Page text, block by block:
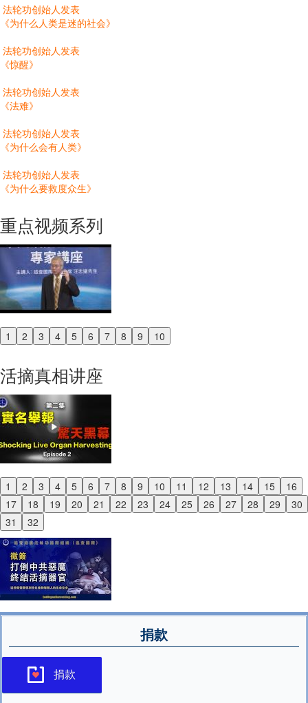
法轮功创始人发表
《为什么人类是迷的社会》
法轮功创始人发表
《惊醒》
法轮功创始人发表
《法难》
法轮功创始人发表
《为什么会有人类》
法轮功创始人发表
《为什么要救度众生》
重点视频系列
1 2 3 4 5 6 7 8 9 10
Previous
活摘真相讲座
1 2 3 4 5 6 7 8 9 10 11 12 13 14 15
16
17
18 19 20 21 22 23 24 25 26 27 28 29
30
31
32
Previous
Next
捐款
捐款